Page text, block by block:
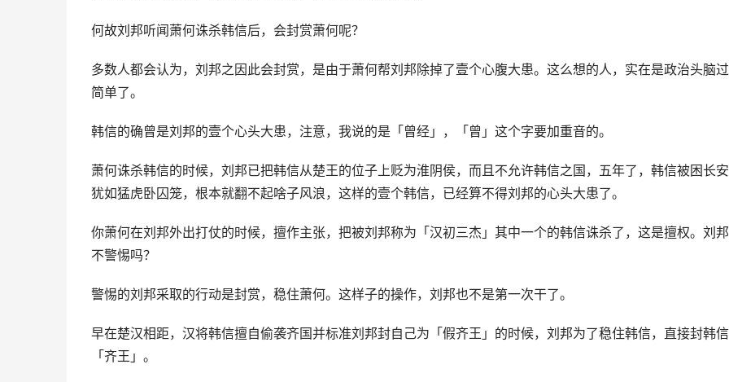
何故刘邦听闻萧何诛杀韩信后，会封赏萧何呢？
多数人都会认为，刘邦之因此会封赏，是由于萧何帮刘邦除掉了壹个心腹大患。这么想的人，实在是政治头脑
简单了。
韩信的确曾是刘邦的壹个心头大患，注意，我说的是「曾经」，「曾」这个字要加重音的。
萧何诛杀韩信的时候，刘邦已把韩信从楚王的位子上贬为淮阴侯，而且不允许韩信之国，五年了，韩信被困长安
犹如猛虎卧囚笼，根本就翻不起啥子风浪，这样的壹个韩信，已经算不得刘邦的心头大患了。
你萧何在刘邦外出打仗的时候，擅作主张，把被刘邦称为「汉初三杰」其中一个的韩信诛杀了，这是擅权。刘
不警惕吗？
警惕的刘邦采取的行动是封赏，稳住萧何。这样子的操作，刘邦也不是第一次干了。
早在楚汉相距，汉将韩信擅自偷袭齐国并标准刘邦封自己为「假齐王」的时候，刘邦为了稳住韩信，直接封韩
「齐王」。